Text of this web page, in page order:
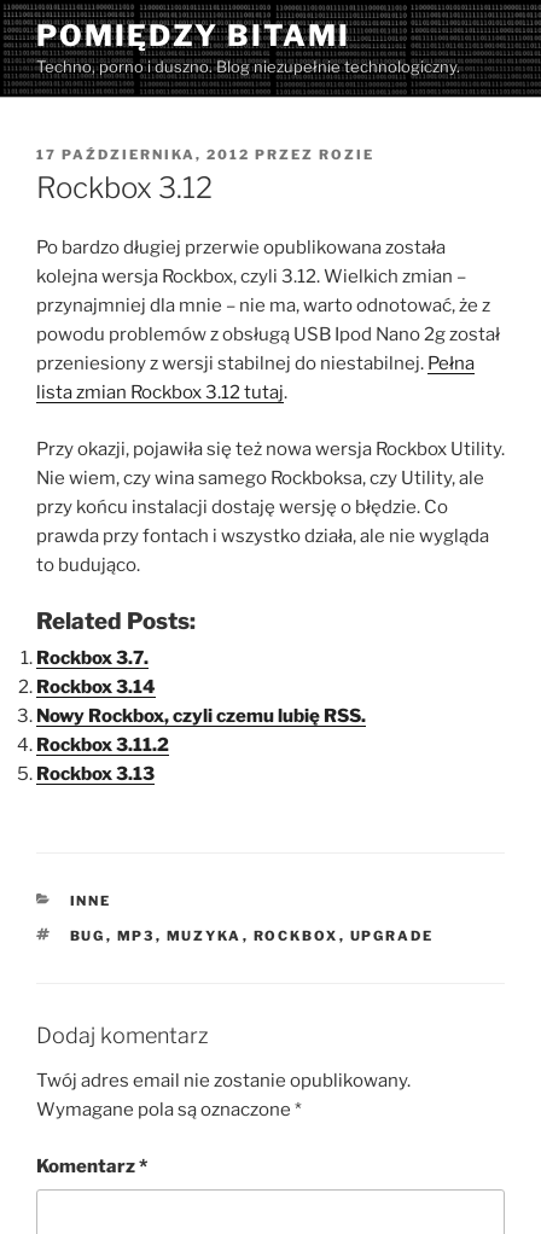
Przejdź
do
treści
POMIĘDZY BITAMI
Techno, porno i duszno. Blog niezupełnie technologiczny.
OPUBLIKOWANE
W
17 PAŹDZIERNIKA, 2012 PRZEZ ROZIE
Rockbox 3.12
Po bardzo długiej przerwie opublikowana została
kolejna wersja Rockbox, czyli 3.12. Wielkich zmian –
przynajmniej dla mnie – nie ma, warto odnotować, że z
powodu problemów z obsługą USB Ipod Nano 2g został
przeniesiony z wersji stabilnej do niestabilnej. Pełna
lista zmian Rockbox 3.12 tutaj.
Przy okazji, pojawiła się też nowa wersja Rockbox Utility.
Nie wiem, czy wina samego Rockboksa, czy Utility, ale
przy końcu instalacji dostaję wersję o błędzie. Co
prawda przy fontach i wszystko działa, ale nie wygląda
to budująco.
Related Posts:
Rockbox 3.7.
Rockbox 3.14
Nowy Rockbox, czyli czemu lubię RSS.
Rockbox 3.11.2
Rockbox 3.13
KATEGORIE
INNE
TAGI
BUG , MP3 , MUZYKA , ROCKBOX , UPGRADE
Dodaj komentarz
Twój adres email nie zostanie opublikowany.
Wymagane pola są oznaczone *
Komentarz*